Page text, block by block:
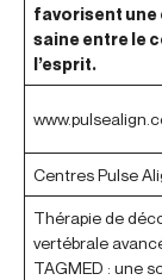
favorisent une
saine entre le
l’esprit.
Centres Pulse
Thérapie de
vertébrale
TAGMED : une